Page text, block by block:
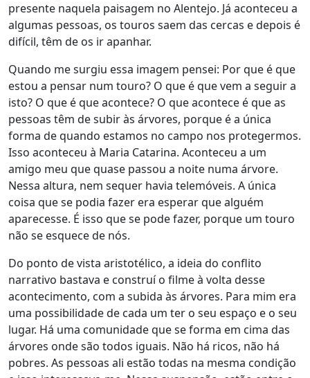
presente naquela paisagem no Alentejo. Já aconteceu a
algumas pessoas, os touros saem das cercas e depois é
difícil, têm de os ir apanhar.
Quando me surgiu essa imagem pensei: Por que é que
estou a pensar num touro? O que é que vem a seguir a
isto? O que é que acontece? O que acontece é que as
pessoas têm de subir às árvores, porque é a única
forma de quando estamos no campo nos protegermos.
Isso aconteceu à Maria Catarina. Aconteceu a um
amigo meu que quase passou a noite numa árvore.
Nessa altura, nem sequer havia telemóveis. A única
coisa que se podia fazer era esperar que alguém
aparecesse. É isso que se pode fazer, porque um touro
não se esquece de nós.
Do ponto de vista aristotélico, a ideia do conflito
narrativo bastava e construí o filme à volta desse
acontecimento, com a subida às árvores. Para mim era
uma possibilidade de cada um ter o seu espaço e o seu
lugar. Há uma comunidade que se forma em cima das
árvores onde são todos iguais. Não há ricos, não há
pobres. As pessoas ali estão todas na mesma condição